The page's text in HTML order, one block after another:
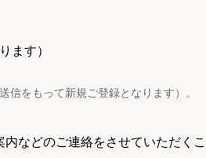
ます）
をもって新規ご登録となります）。
などのご連絡をさせていただくこ